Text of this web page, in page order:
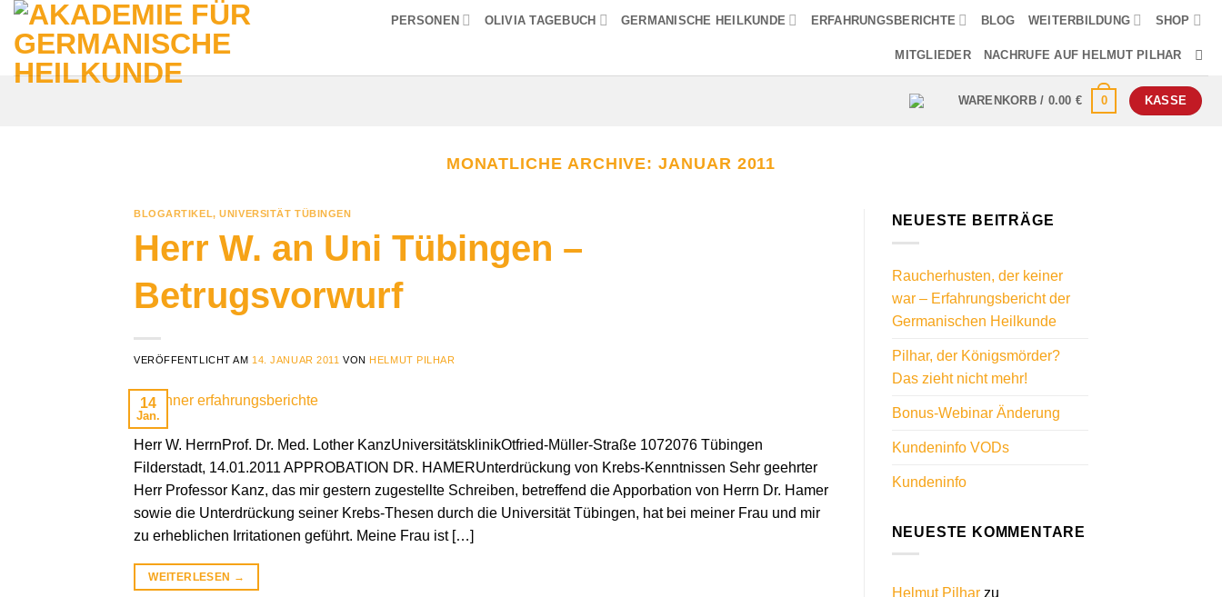
Zum
Inhalt
springen
PERSONEN OLIVIA TAGEBUCH GERMANISCHE HEILKUNDE ERFAHRUNGSBERICHTE BLOG WEITERBILDUNG SHOP
MITGLIEDER NACHRUFE AUF HELMUT PILHAR
WARENKORB / 0.00 € 0 KASSE
MONATLICHE ARCHIVE:JANUAR 2011
BLOGARTIKEL,UNIVERSITÄT TÜBINGEN
Herr W. an Uni Tübingen –
Betrugsvorwurf
VERÖFFENTLICHT AM 14. JANUAR 2011 VON HELMUT PILHAR
14
Jan.
Herr W. HerrnProf. Dr. Med. Lother KanzUniversitätsklinikOtfried-Müller-Straße 1072076 Tübingen
Filderstadt, 14.01.2011 APPROBATION DR. HAMERUnterdrückung von Krebs-Kenntnissen Sehr geehrter
Herr Professor Kanz, das mir gestern zugestellte Schreiben, betreffend die Apporbation von Herrn Dr. Hamer
sowie die Unterdrückung seiner Krebs-Thesen durch die Universität Tübingen, hat bei meiner Frau und mir
zu erheblichen Irritationen geführt. Meine Frau ist […]
WEITERLESEN →
NEUESTE BEITRÄGE
Raucherhusten, der keiner
war – Erfahrungsbericht der
Germanischen Heilkunde
Pilhar, der Königsmörder?
Das zieht nicht mehr!
Bonus-Webinar Änderung
Kundeninfo VODs
Kundeninfo
NEUESTE KOMMENTARE
Helmut Pilharzu